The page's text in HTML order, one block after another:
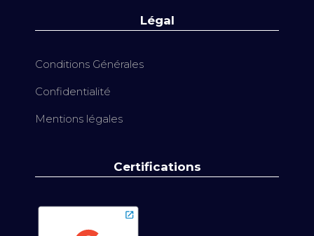
Légal
Conditions Générales
Confidentialité
Mentions légales
Certifications